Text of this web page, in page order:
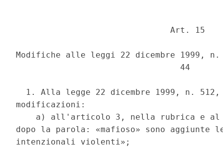
                               Art. 15
Modifiche alle leggi 22 dicembre 1999,
                                 44
1. Alla legge 22 dicembre 1999, n.
modificazioni:
a) all'articolo 3, nella rubrica e
dopo la parola: «mafioso» sono
intenzionali violenti»;